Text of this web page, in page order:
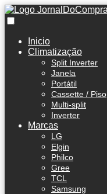
Inicio
Climatização
Split Inverter
Janela
Portátil
Cassette / Piso
Multi-split
Inverter
Marcas
LG
Elgin
Philco
Gree
TCL
Samsung